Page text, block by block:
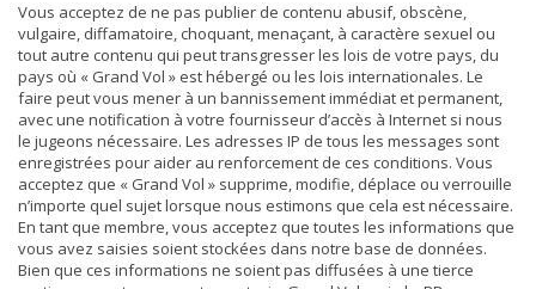
Vous acceptez de ne pas publier de contenu abusif, obscène,
vulgaire, diffamatoire, choquant, menaçant, à caractère sexuel ou
tout autre contenu qui peut transgresser les lois de votre pays, du
pays où « Grand Vol » est hébergé ou les lois internationales. Le
faire peut vous mener à un bannissement immédiat et permanent,
avec une notification à votre fournisseur d’accès à Internet si nous
le jugeons nécessaire. Les adresses IP de tous les messages sont
enregistrées pour aider au renforcement de ces conditions. Vous
acceptez que « Grand Vol » supprime, modifie, déplace ou verrouille
n’importe quel sujet lorsque nous estimons que cela est nécessaire.
En tant que membre, vous acceptez que toutes les informations que
vous avez saisies soient stockées dans notre base de données.
Bien que ces informations ne soient pas diffusées à une tierce